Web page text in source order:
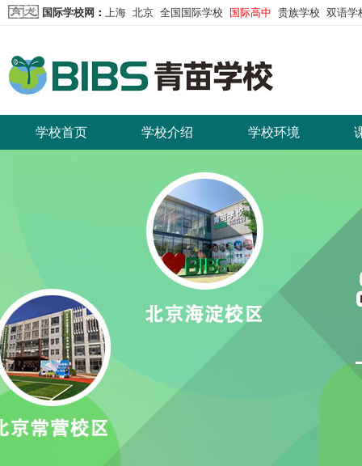
国际学校网 ： 上海 北京 全国国际学校 国际高中 贵族学校 双语学
学校首页 学校介绍 学校环境